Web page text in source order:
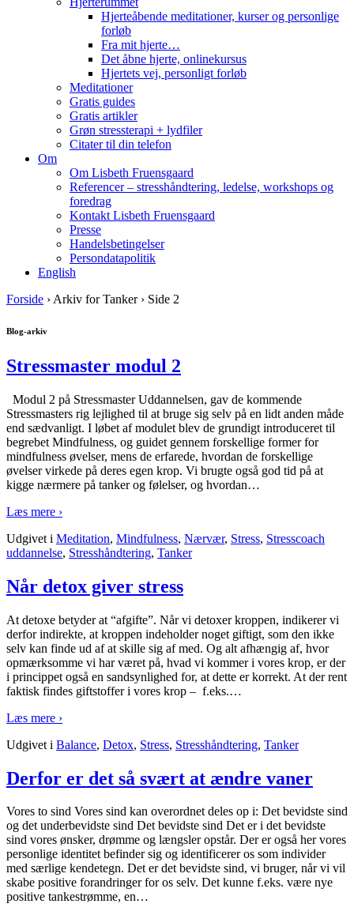
Hjerteåbende meditationer, kurser og personlige
forløb
Fra mit hjerte…
Det åbne hjerte, onlinekursus
Hjertets vej, personligt forløb
Meditationer
Gratis guides
Gratis artikler
Grøn stressterapi + lydfiler
Citater til din telefon
Om
Om Lisbeth Fruensgaard
Referencer – stresshåndtering, ledelse, workshops og
foredrag
Kontakt Lisbeth Fruensgaard
Presse
Handelsbetingelser
Persondatapolitik
English
Forside › Arkiv for Tanker › Side 2
Blog-arkiv
Stressmaster modul 2
Modul 2 på Stressmaster Uddannelsen, gav de kommende
Stressmasters rig lejlighed til at bruge sig selv på en lidt anden måde
end sædvanligt. I løbet af modulet blev de grundigt introduceret til
begrebet Mindfulness, og guidet gennem forskellige former for
mindfulness øvelser, mens de erfarede, hvordan de forskellige
øvelser virkede på deres egen krop. Vi brugte også god tid på at
kigge nærmere på tanker og følelser, og hvordan…
Læs mere ›
Udgivet i Meditation, Mindfulness, Nærvær, Stress, Stresscoach
uddannelse, Stresshåndtering, Tanker
Når detox giver stress
At detoxe betyder at “afgifte”. Når vi detoxer kroppen, indikerer vi
derfor indirekte, at kroppen indeholder noget giftigt, som den ikke
selv kan finde ud af at skille sig af med. Og alt afhængig af, hvor
opmærksomme vi har været på, hvad vi kommer i vores krop, er der
i princippet også en sandsynlighed for, at dette er korrekt. At der rent
faktisk findes giftstoffer i vores krop – f.eks.…
Læs mere ›
Udgivet i Balance, Detox, Stress, Stresshåndtering, Tanker
Derfor er det så svært at ændre vaner
Vores to sind Vores sind kan overordnet deles op i: Det bevidste sind
og det underbevidste sind Det bevidste sind Det er i det bevidste
sind vores ønsker, drømme og længsler opstår. Der er også her vores
personlige identitet befinder sig og identificerer os som individer
med særlige kendetegn. Det er det bevidste sind, vi bruger, når vi vil
skabe positive forandringer for os selv. Det kunne f.eks. være nye
positive tankestrømme, en…